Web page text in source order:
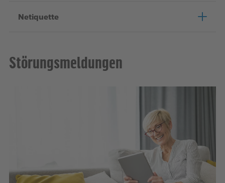
Netiquette
Störungsmeldungen